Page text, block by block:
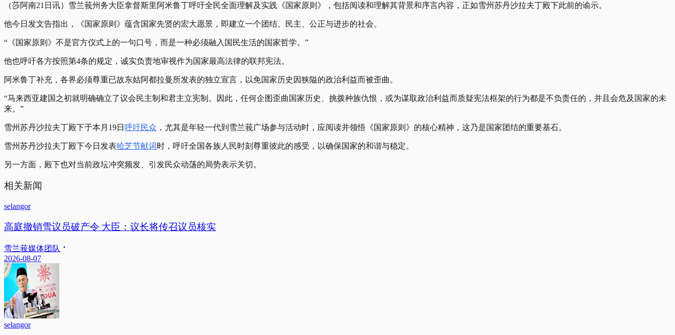
（莎阿南21日讯）雪兰莪州务大臣拿督斯里阿米鲁丁呼吁全民全面理解及实践《国家原则》，包括阅读和理解其背景和序言内容，正如雪州苏丹沙拉夫丁殿下此前的谕示。
他今日发文告指出，《国家原则》蕴含国家先贤的宏大愿景，即建立一个团结、民主、公正与进步的社会。
“《国家原则》不是官方仪式上的一句口号，而是一种必须融入国民生活的国家哲学。”
他也呼吁各方按照第4条的规定，诚实负责地审视作为国家最高法律的联邦宪法。
阿米鲁丁补充，各界必须尊重已故东姑阿都拉曼所发表的独立宣言，以免国家历史因狭隘的政治利益而被歪曲。
“马来西亚建国之初就明确确立了议会民主制和君主立宪制。因此，任何企图歪曲国家历史、挑拨种族仇恨，或为谋取政治利益而质疑宪法框架的行为都是不负责任的，并且会危及国家的未
来。”
雪州苏丹沙拉夫丁殿下于本月19日 呼吁民众 ，尤其是年轻一代到雪兰莪广场参与活动时，应阅读并领悟《国家原则》的核心精神，这乃是国家团结的重要基石。
雪州苏丹沙拉夫丁殿下今日发表哈芝节献词时，呼吁全国各族人民时刻尊重彼此的感受，以确保国家的和谐与稳定。
另一方面，殿下也对当前政坛冲突频发、引发民众动荡的局势表示关切。
相关新闻
selangor
高庭撤销雪议员破产令 大臣：议长将传召议员核实
雪兰莪媒体团队
2026-08-07
selangor